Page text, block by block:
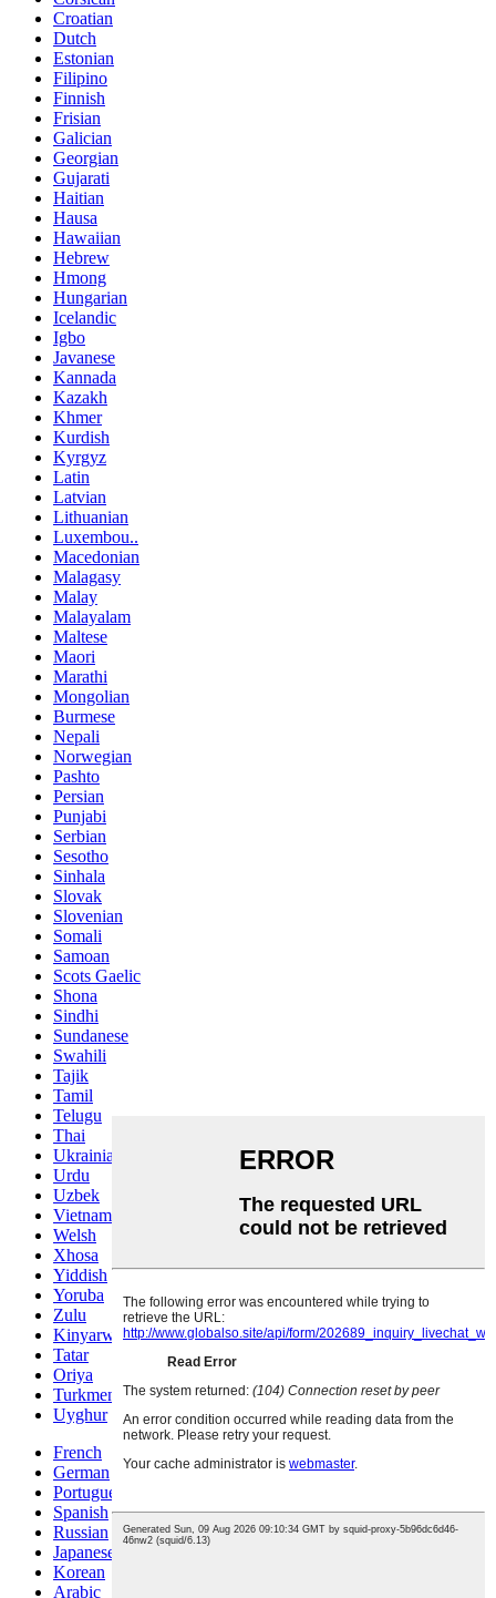
Croatian
Dutch
Estonian
Filipino
Finnish
Frisian
Galician
Georgian
Gujarati
Haitian
Hausa
Hawaiian
Hebrew
Hmong
Hungarian
Icelandic
Igbo
Javanese
Kannada
Kazakh
Khmer
Kurdish
Kyrgyz
Latin
Latvian
Lithuanian
Luxembou..
Macedonian
Malagasy
Malay
Malayalam
Maltese
Maori
Marathi
Mongolian
Burmese
Nepali
Norwegian
Pashto
Persian
Punjabi
Serbian
Sesotho
Sinhala
Slovak
Slovenian
Somali
Samoan
Scots Gaelic
Shona
Sindhi
Sundanese
Swahili
Tajik
Tamil
Telugu
Thai
Ukrainian
Urdu
Uzbek
Vietnamese
Welsh
Xhosa
Yiddish
Yoruba
Zulu
Kinyarwanda
Tatar
Oriya
Turkmen
Uyghur
French
German
Portuguese
Spanish
Russian
Japanese
Korean
Arabic